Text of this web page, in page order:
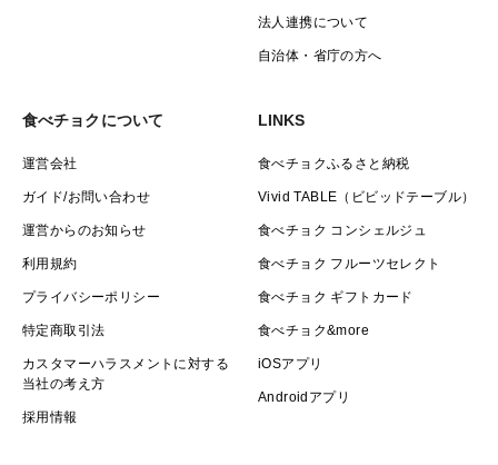
法人連携について
自治体・省庁の方へ
食べチョクについて
運営会社
ガイド/お問い合わせ
運営からのお知らせ
利用規約
プライバシーポリシー
特定商取引法
カスタマーハラスメントに対する
当社の考え方
採用情報
LINKS
食べチョクふるさと納税
Vivid TABLE（ビビッドテーブル）
食べチョク コンシェルジュ
食べチョク フルーツセレクト
食べチョク ギフトカード
食べチョク&more
iOSアプリ
Androidアプリ